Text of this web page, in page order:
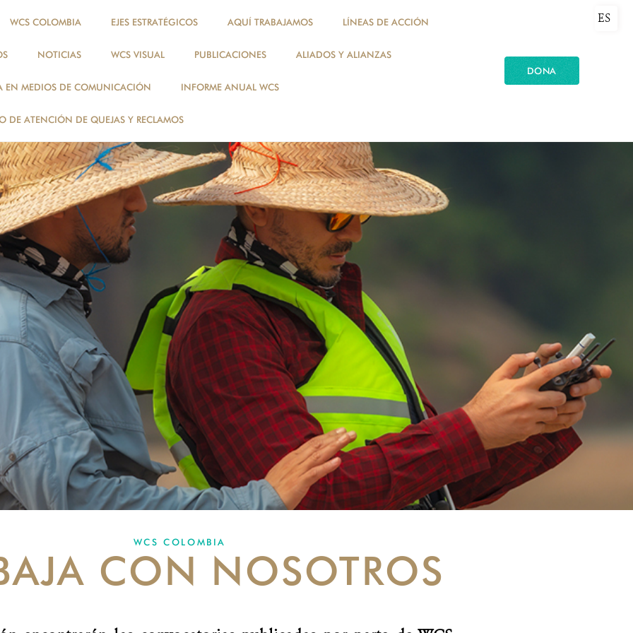
WCS COLOMBIA EJES ESTRATÉGICOS AQUÍ TRABAJAMOS LÍNEAS DE ACCIÓN
NOTICIAS WCS VISUAL PUBLICACIONES ALIADOS Y ALIANZAS
EN MEDIOS DE COMUNICACIÓN INFORME ANUAL WCS
DE ATENCIÓN DE QUEJAS Y RECLAMOS
DONA
ES
WCS COLOMBIA
CON NOSOTROS